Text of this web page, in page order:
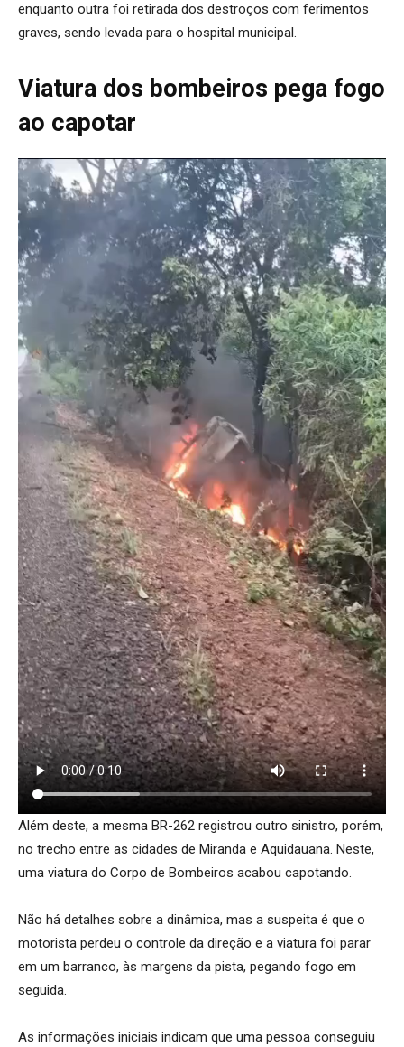
enquanto outra foi retirada dos destroços com ferimentos
graves, sendo levada para o hospital municipal.
Viatura dos bombeiros pega fogo
ao capotar
Além deste, a mesma BR-262 registrou outro sinistro, porém,
no trecho entre as cidades de Miranda e Aquidauana. Neste,
uma viatura do Corpo de Bombeiros acabou capotando.
Não há detalhes sobre a dinâmica, mas a suspeita é que o
motorista perdeu o controle da direção e a viatura foi parar
em um barranco, às margens da pista, pegando fogo em
seguida.
As informações iniciais indicam que uma pessoa conseguiu